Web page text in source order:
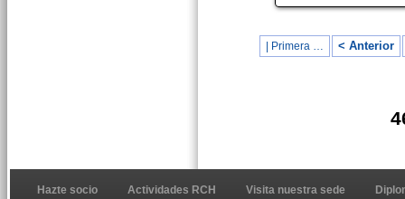
| Primera … < Anterior
Hazte socio Actividades RCH Visita nuestra sede